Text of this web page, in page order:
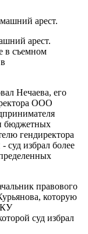
арест.
арест.
в съемном
Нечаева, его
ООО
бюджетных
гендиректора
избрал более
правового
которую
суд избрал